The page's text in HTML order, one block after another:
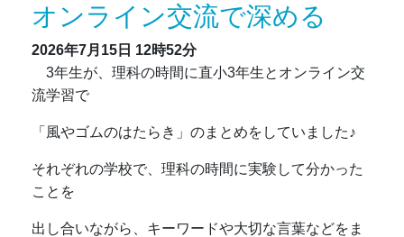
オンライン交流で深める
2026年7月15日 12時52分
3年生が、理科の時間に直小3年生とオンライン交
流学習で
「風やゴムのはたらき」のまとめをしていました♪
それぞれの学校で、理科の時間に実験して分かった
ことを
出し合いながら、キーワードや大切な言葉などをま